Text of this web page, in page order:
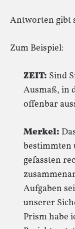
Antworten gibt
Zum Beispiel:
ZEIT: Sind
Ausmaß, in
offenbar
Merkel:
bestimmten
gefassten
Aufgaben
unserer
Prism habe